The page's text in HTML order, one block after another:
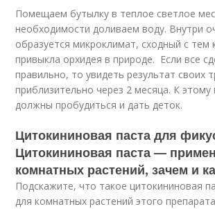
Помещаем бутылку в теплое светлое
необходимости доливаем воду. Внутри
образуется микроклимат, сходный с тем
привыкла орхидея в природе. Если все
правильно, то увидеть результат своих
приблизительно через 2 месяца. К этому
должны пробудиться и дать деток.
Цитокининовая паста для
Цитокининовая паста —
комнатных растений, зачем и
Подскажите, что такое цитокининовая
для комнатных растений этого